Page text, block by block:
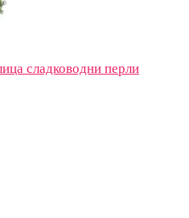
сладководни перли